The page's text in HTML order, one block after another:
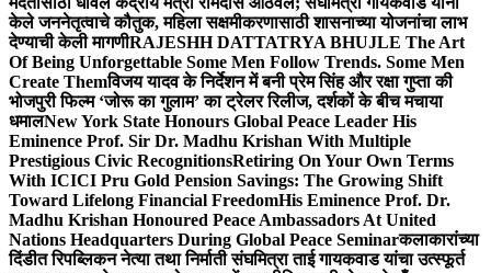
केले जननेतृत्वाचे कौतुक, महिला सक्षमीकरणासाठी शासनाच्या योजनांचा लाभ
देण्याची केली मागणीRAJESHH DATTATRYA BHUJLE The Art
Of Being Unforgettable Some Men Follow Trends. Some Men
Create Themविजय यादव के निर्देशन में बनी प्रेम सिंह और रक्षा गुप्ता की
भोजपुरी फिल्म ‘जोरू का गुलाम’ का ट्रेलर रिलीज, दर्शकों के बीच मचाया
धमालNew York State Honours Global Peace Leader His
Eminence Prof. Sir Dr. Madhu Krishan With Multiple
Prestigious Civic RecognitionsRetiring On Your Own Terms
With ICICI Pru Gold Pension Savings: The Growing Shift
Toward Lifelong Financial FreedomHis Eminence Prof. Dr.
Madhu Krishan Honoured Peace Ambassadors At United
Nations Headquarters During Global Peace Seminarकलाकारांच्या
दिंडीत रिपब्लिकन नेत्या तथा निर्माती संघमित्रा ताई गायकवाड यांचा उत्स्फूर्त